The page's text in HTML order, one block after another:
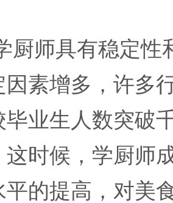
有稳定性和
因素增多，许多
毕业生人数突破
这时候，学厨师
平的提高，对美